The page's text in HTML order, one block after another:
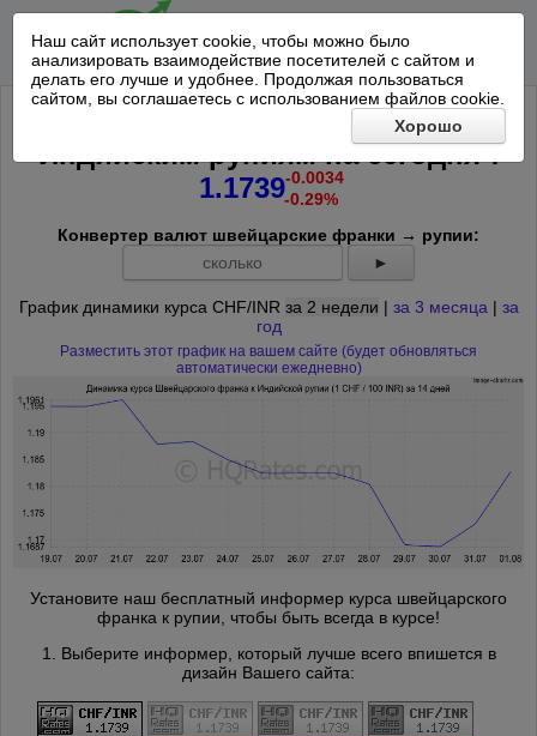
Наш сайт использует cookie, чтобы можно было
анализировать взаимодействие посетителей с сайтом и
делать его лучше и удобнее. Продолжая пользоваться
сайтом, вы соглашаетесь с использованием файлов cookie.
Хорошо
Курс Швейцарского франка к 100
Индийским рупиям насегодня*:
1.1739-0.0034
-0.29%
Конвертер валют швейцарские франки → рупии:
►
График динамики курса CHF/INR за 2 недели | за 3 месяца | за
год
Разместить этот график на вашем сайте (будет обновляться
автоматически ежедневно)
Установите наш бесплатный информер курса швейцарского
франка к рупии, чтобы быть всегда в курсе!
1. Выберите информер, который лучше всего впишется в
дизайн Вашего сайта: